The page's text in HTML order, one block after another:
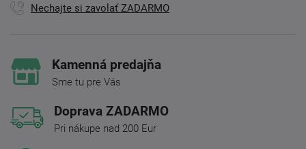
Nechajte si zavolať ZADARMO
Kamenná predajňa
Sme tu pre Vás
Doprava ZADARMO
Pri nákupe nad 200 Eur